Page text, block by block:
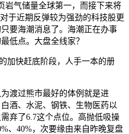
岩气储量全球第一，而接下来将
于近期反弹较为强劲的科技股更
要海潮消息了。海潮正在办事
低点。大盘全线家？
快赶底阶段，人手一本的册
渡过熊市最好的体例就是进
酒、水泥、钢铁、生物医药以
弃了6.7这个点位。高抛低吸操
、40%，次要缘由来自昨晚复盘